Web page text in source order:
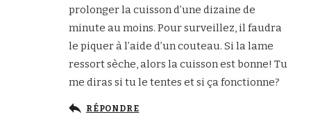
prolonger la cuisson d’une dizaine de
minute au moins. Pour surveillez, il faudra
le piquer à l’aide d’un couteau. Si la lame
ressort sèche, alors la cuisson est bonne! Tu
me diras si tu le tentes et si ça fonctionne?
RÉPONDRE